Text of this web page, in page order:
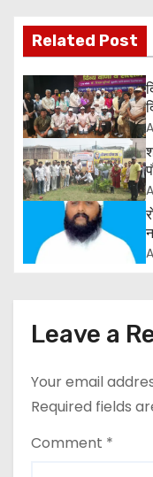
s
t
n
a
v
g
t
o
n
Related Post
Leave a
Your email
Required fields
Comment *